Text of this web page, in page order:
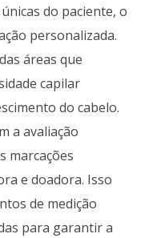
do paciente, o
personalizada.
áreas que
capilar
do cabelo.
a avaliação
marcações
e doadora. Isso
de medição
para garantir a